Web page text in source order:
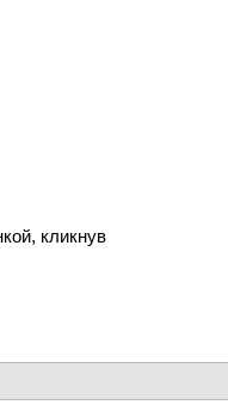
кликнув